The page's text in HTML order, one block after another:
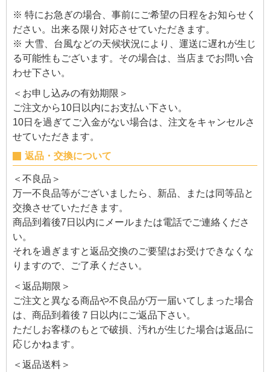
※ 特にお急ぎの場合、事前にご希望の日程をお知らせく
ださい。出来る限り対応させていただきます。
※ 大雪、台風などの天候状況により、運送に遅れが生じ
る可能性もございます。その場合は、当店までお問い合
わせ下さい。
＜お申し込みの有効期限＞
ご注文から10日以内にお支払い下さい。
10日を過ぎてご入金がない場合は、注文をキャンセルさ
せていただきます。
返品・交換について
＜不良品＞
万一不良品等がございましたら、新品、または同等品と
交換させていただきます。
商品到着後7日以内にメールまたは電話でご連絡くださ
い。
それを過ぎますと返品交換のご要望はお受けできなくな
りますので、ご了承ください。
＜返品期限＞
ご注文と異なる商品や不良品が万一届いてしまった場合
は、商品到着後７日以内にご返品下さい。
ただしお客様のもとで破損、汚れが生じた場合は返品に
応じかねます。
＜返品送料＞